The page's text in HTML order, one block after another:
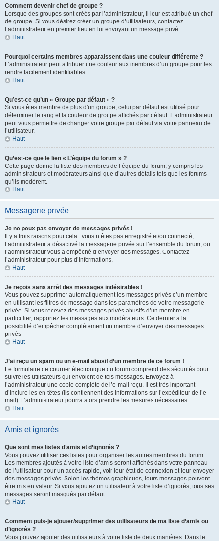
Comment devenir chef de groupe ?
Lorsque des groupes sont créés par l’administrateur, il leur est attribué un chef
de groupe. Si vous désirez créer un groupe d’utilisateurs, contactez
l’administrateur en premier lieu en lui envoyant un message privé.
Haut
Pourquoi certains membres apparaissent dans une couleur différente ?
L’administrateur peut attribuer une couleur aux membres d’un groupe pour les
rendre facilement identifiables.
Haut
Qu’est-ce qu’un « Groupe par défaut » ?
Si vous êtes membre de plus d’un groupe, celui par défaut est utilisé pour
déterminer le rang et la couleur de groupe affichés par défaut. L’administrateur
peut vous permettre de changer votre groupe par défaut via votre panneau de
l’utilisateur.
Haut
Qu’est-ce que le lien « L’équipe du forum » ?
Cette page donne la liste des membres de l’équipe du forum, y compris les
administrateurs et modérateurs ainsi que d’autres détails tels que les forums
qu’ils modèrent.
Haut
Messagerie privée
Je ne peux pas envoyer de messages privés !
Il y a trois raisons pour cela : vous n’êtes pas enregistré et/ou connecté,
l’administrateur a désactivé la messagerie privée sur l’ensemble du forum, ou
l’administrateur vous a empêché d’envoyer des messages. Contactez
l’administrateur pour plus d’informations.
Haut
Je reçois sans arrêt des messages indésirables !
Vous pouvez supprimer automatiquement les messages privés d’un membre
en utilisant les filtres de message dans les paramètres de votre messagerie
privée. Si vous recevez des messages privés abusifs d’un membre en
particulier, rapportez les messages aux modérateurs. Ce dernier a la
possibilité d’empêcher complètement un membre d’envoyer des messages
privés.
Haut
J’ai reçu un spam ou un e-mail abusif d’un membre de ce forum !
Le formulaire de courrier électronique du forum comprend des sécurités pour
suivre les utilisateurs qui envoient de tels messages. Envoyez à
l’administrateur une copie complète de l’e-mail reçu. Il est très important
d’inclure les en-têtes (ils contiennent des informations sur l’expéditeur de l’e-
mail). L’administrateur pourra alors prendre les mesures nécessaires.
Haut
Amis et ignorés
Que sont mes listes d’amis et d’ignorés ?
Vous pouvez utiliser ces listes pour organiser les autres membres du forum.
Les membres ajoutés à votre liste d’amis seront affichés dans votre panneau
de l’utilisateur pour un accès rapide, voir leur état de connexion et leur envoyer
des messages privés. Selon les thèmes graphiques, leurs messages peuvent
être mis en valeur. Si vous ajoutez un utilisateur à votre liste d’ignorés, tous ses
messages seront masqués par défaut.
Haut
Comment puis-je ajouter/supprimer des utilisateurs de ma liste d’amis ou
d’ignorés ?
Vous pouvez ajouter des utilisateurs à votre liste de deux manières. Dans le